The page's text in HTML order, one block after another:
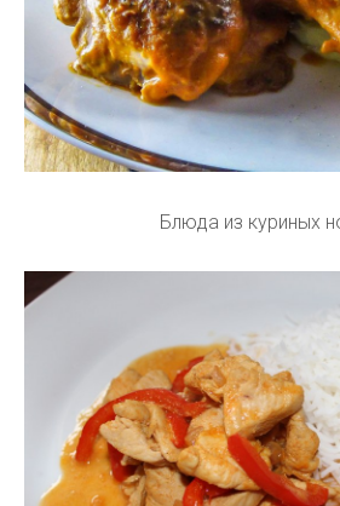
Блюда из куриных